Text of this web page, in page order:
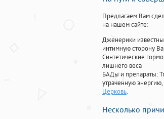
Предлагаем Вам
на нашем сайте:
Дженерики
интимную сторону
Синтетические
лишнего веса
БАДы и препараты:
утраченную энергию,
Церковь.
Несколько